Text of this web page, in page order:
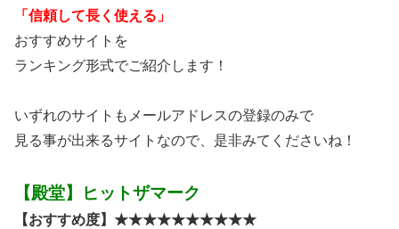
「信頼して長く使える」
おすすめサイトを
ランキング形式でご紹介します！
いずれのサイトもメールアドレスの登録のみで
見る事が出来るサイトなので、是非みてくださいね！
【殿堂】ヒットザマーク
【おすすめ度】★★★★★★★★★★